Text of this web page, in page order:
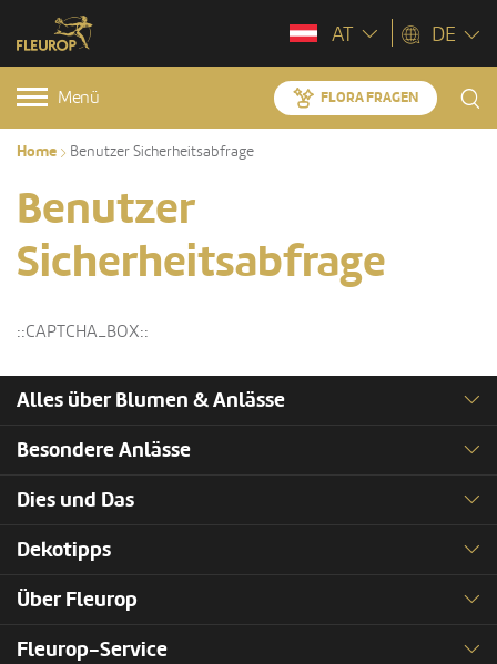
AT DE
Menü FLORA FRAGEN
Home Benutzer Sicherheitsabfrage
Benutzer
Sicherheitsabfrage
::CAPTCHA_BOX::
Alles über Blumen & Anlässe
Besondere Anlässe
Dies und Das
Dekotipps
Über Fleurop
Fleurop-Service